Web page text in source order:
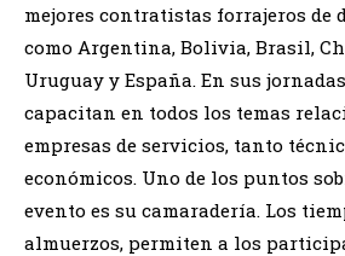
mejores contratistas forrajeros de
como Argentina, Bolivia, Brasil,
Uruguay y España. En sus
capacitan en todos los temas
empresas de servicios, tanto
económicos. Uno de los puntos
evento es su camaradería. Los
almuerzos, permiten a los